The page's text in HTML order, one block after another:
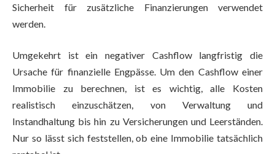
Sicherheit für zusätzliche Finanzierungen verwendet
werden.
Umgekehrt ist ein negativer Cashflow langfristig die
Ursache für finanzielle Engpässe. Um den Cashflow einer
Immobilie zu berechnen, ist es wichtig, alle Kosten
realistisch einzuschätzen, von Verwaltung und
Instandhaltung bis hin zu Versicherungen und Leerständen.
Nur so lässt sich feststellen, ob eine Immobilie tatsächlich